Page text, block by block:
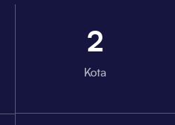
2
Kota